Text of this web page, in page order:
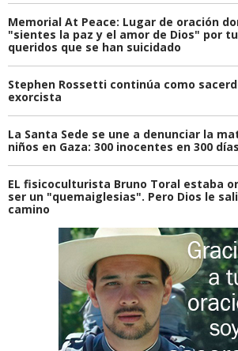
Memorial At Peace: Lugar de oración
"sientes la paz y el amor de Dios" por
queridos que se han suicidado
Stephen Rossetti continúa como
exorcista
La Santa Sede se une a denunciar la
niños en Gaza: 300 inocentes en 300 días
EL fisicoculturista Bruno Toral estaba
ser un "quemaiglesias". Pero Dios le
camino